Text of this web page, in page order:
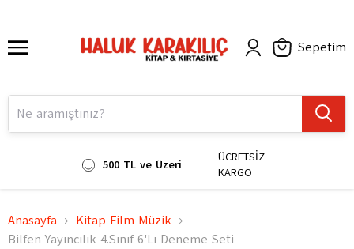
Sepetim
500 TL ve Üzeri
ÜCRETSİZ
KARGO
Anasayfa
Kitap Film Müzik
Bilfen Yayıncılık 4.Sınıf 6'Lı Deneme Seti